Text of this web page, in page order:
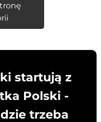
startują z
Polski -
trzeba